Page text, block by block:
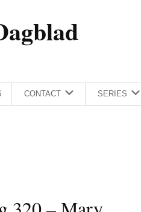
CONTACT SERIES